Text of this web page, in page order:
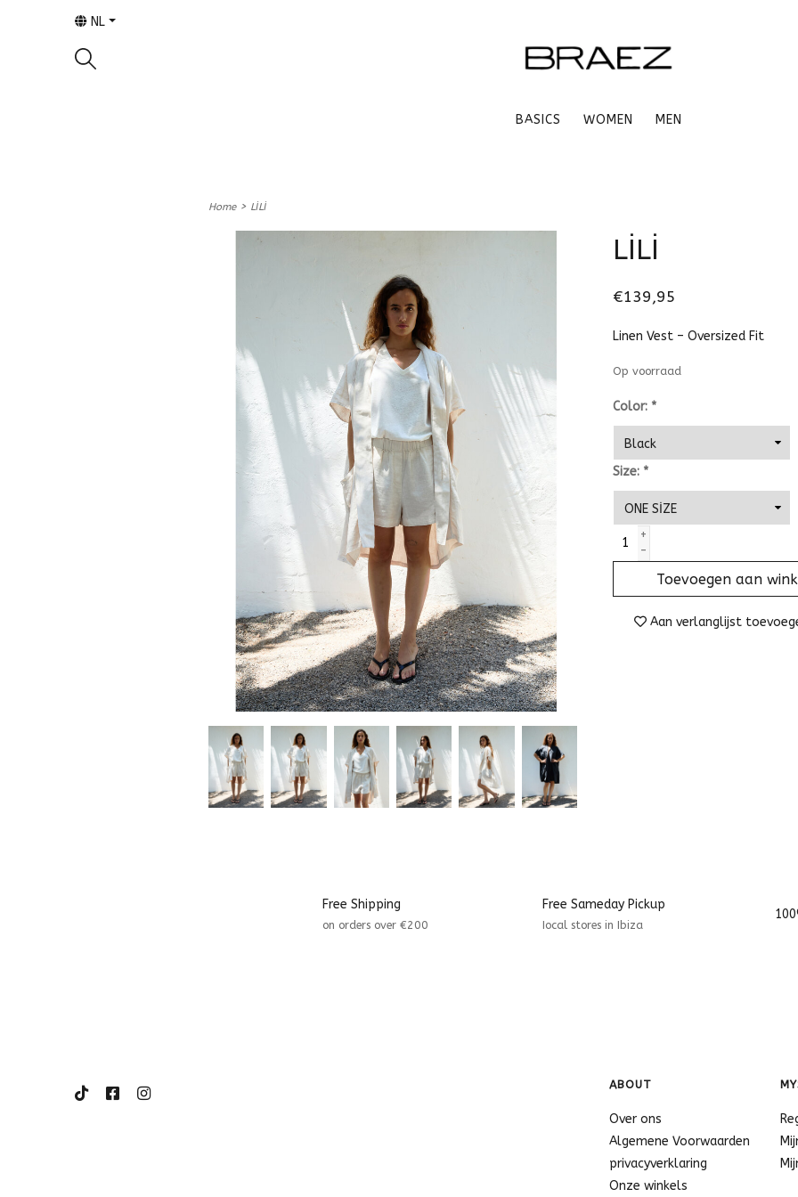
NL
BASICS WOMEN MEN
Home> LİLİ
LİLİ
€139,95
Linen Vest – Oversized Fit
Op voorraad
Color: *
Size: *
+
-
Toevoegen aan
Aan verlanglijst
Free Shipping
on orders over €200
Free Sameday Pickup
Iocal stores in Ibiza
ABOUT
Over ons
Algemene Voorwaarden
privacyverklaring
Onze winkels